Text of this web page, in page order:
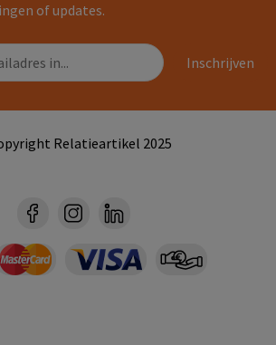
of updates.
Relatieartikel 2025